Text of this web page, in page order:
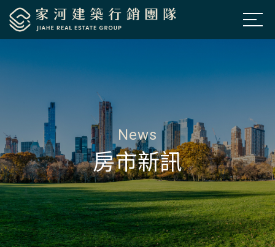
公司簡介 About Us
熱銷建案 Projects
經典個案 Classic
聯絡我們 Contacts
預約鑑賞 Appointment
News
房市新訊